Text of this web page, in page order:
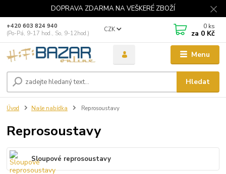
DOPRAVA ZDARMA NA VEŠKERÉ ZBOŽÍ
Menu
CZK
Hledat
+420 603 824 940
(Po-Pá, 9-17 hod., So, 9-12hod.)
0 ks
za 0 Kč
Úvod Naše nabídka Reprosoustavy
Reprosoustavy
Sloupové reprosoustavy